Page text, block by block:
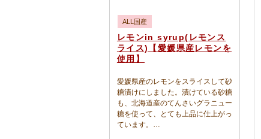
ALL国産
レモンin syrup(レモンス
ライス)【愛媛県産レモンを
使用】
愛媛県産のレモンをスライスして砂
糖漬けにしました。漬けている砂糖
も、北海道産のてんさいグラニュー
糖を使って、とても上品に仕上がっ
ています。